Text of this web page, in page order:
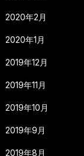
2020年2月
2020年1月
2019年12月
2019年11月
2019年10月
2019年9月
2019年8月